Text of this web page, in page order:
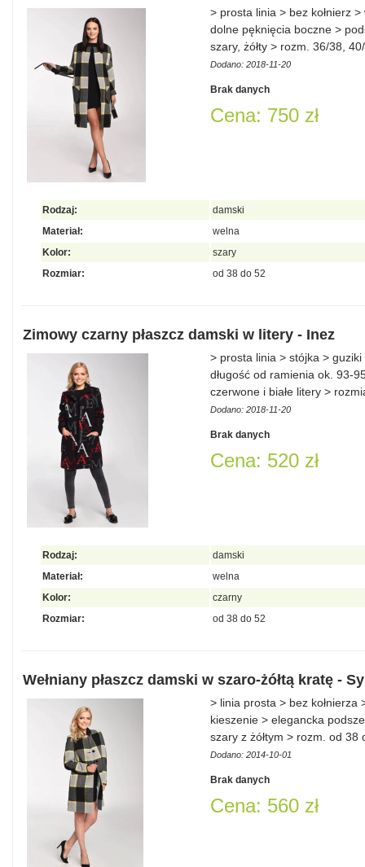
> prosta linia > bez kołnierz
dolne pęknięcia boczne >
szary, żółty > rozm. 36/38,
Dodano: 2018-11-20
Brak danych
Cena: 750 zł
Rodzaj:
damski
Materiał:
welna
Kolor:
szary
Rozmiar:
od 38 do 52
Zimowy czarny płaszcz damski w litery - Inez
> prosta linia > stójka >
długość od ramienia ok. 93-
czerwone i białe litery >
Dodano: 2018-11-20
Brak danych
Cena: 520 zł
Rodzaj:
damski
Materiał:
welna
Kolor:
czarny
Rozmiar:
od 38 do 52
Wełniany płaszcz damski w szaro-żółtą kratę -
> linia prosta > bez kołnierza
kieszenie > elegancka
szary z żółtym > rozm. od 38
Dodano: 2014-10-01
Brak danych
Cena: 560 zł